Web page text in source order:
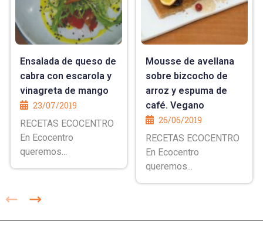
Ensalada de queso de
cabra con escarola y
vinagreta de mango
23/07/2019
RECETAS ECOCENTRO
En Ecocentro
queremos...
Mousse de avellana
sobre bizcocho de
arroz y espuma de
café. Vegano
26/06/2019
RECETAS ECOCENTRO
En Ecocentro
queremos...